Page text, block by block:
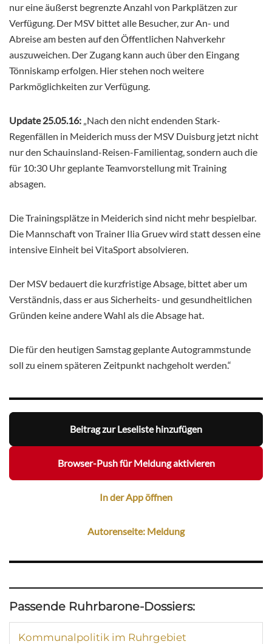
nur eine äußerst begrenzte Anzahl von Parkplätzen zur
Verfügung. Der MSV bittet alle Besucher, zur An- und
Abreise am besten auf den Öffentlichen Nahverkehr
auszuweichen. Der Zugang kann auch über den Eingang
Tönniskamp erfolgen. Hier stehen noch weitere
Parkmöglichkeiten zur Verfügung.
Update 25.05.16: „Nach den nicht endenden Stark-
Regenfällen in Meiderich muss der MSV Duisburg jetzt nicht
nur den Schauinsland-Reisen-Familientag, sondern auch die
für 10:30 Uhr geplante Teamvorstellung mit Training
absagen.
Die Trainingsplätze in Meiderich sind nicht mehr bespielbar.
Die Mannschaft von Trainer Ilia Gruev wird statt dessen eine
intensive Einheit bei VitaSport absolvieren.
Der MSV bedauert die kurzfristige Absage, bittet aber um
Verständnis, dass er aus Sicherheits- und gesundheitlichen
Gründen keine andere Wahl als die Absage hat.
Die für den heutigen Samstag geplante Autogrammstunde
soll zu einem späteren Zeitpunkt nachgeholt werden.“
Beitrag zur Leseliste hinzufügen
Browser-Push für Meldung aktivieren
In der App öffnen
Autorenseite: Meldung
Passende Ruhrbarone-Dossiers:
Kommunalpolitik im Ruhrgebiet